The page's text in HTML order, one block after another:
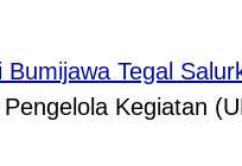
Tegal
Kegiatan